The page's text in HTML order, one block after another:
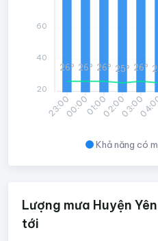
Khả năng có
23:0000:0001:0002:0003:00
26° 26° 26° 25° 26°
60
40
20
Lượng mưa Huyện
tới